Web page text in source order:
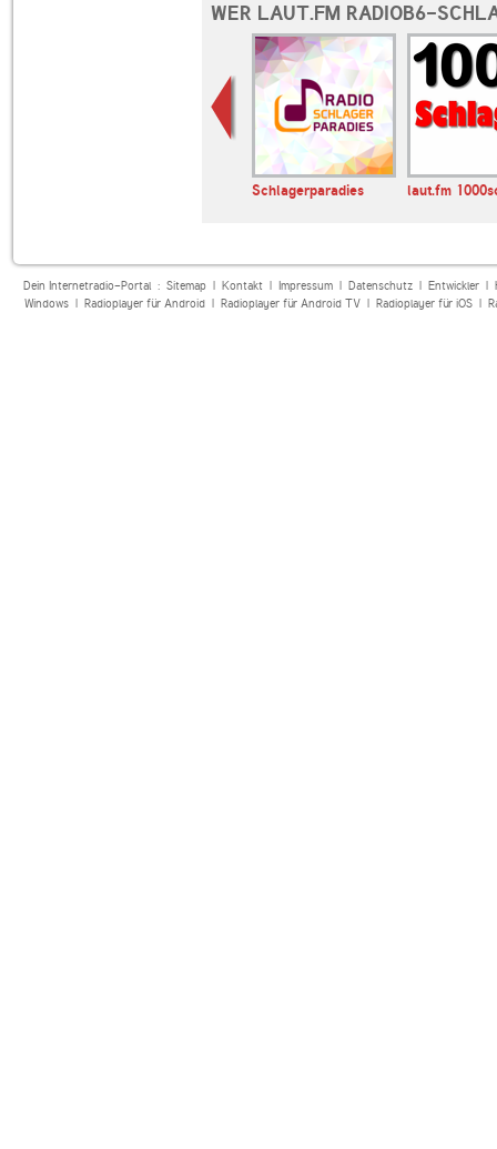
WER LAUT.FM RADIOB6-
Schlagerparadies laut.fm
Dein Internetradio-Portal : Sitemap| Kontakt| Impressum| Datenschutz| Entwickler|
Windows| Radioplayer für Android| Radioplayer für Android TV| Radioplayer für iOS|